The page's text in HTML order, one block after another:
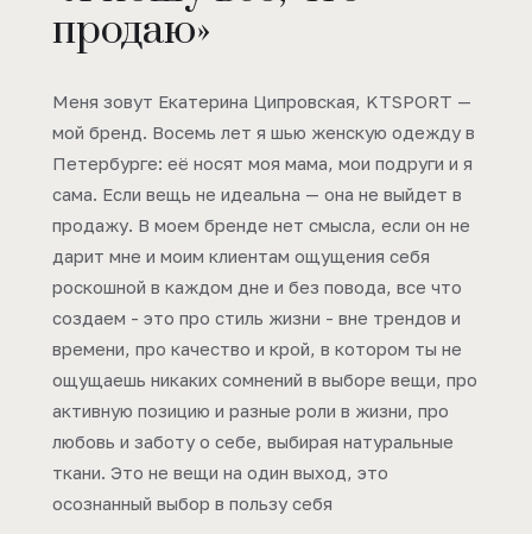
продаю»
Меня зовут Екатерина Ципровская, KTSPORT —
мой бренд. Восемь лет я шью женскую одежду в
Петербурге: её носят моя мама, мои подруги и я
сама. Если вещь не идеальна — она не выйдет в
продажу. В моем бренде нет смысла, если он не
дарит мне и моим клиентам ощущения себя
роскошной в каждом дне и без повода, все что
создаем - это про стиль жизни - вне трендов и
времени, про качество и крой, в котором ты не
ощущаешь никаких сомнений в выборе вещи, про
активную позицию и разные роли в жизни, про
любовь и заботу о себе, выбирая натуральные
ткани. Это не вещи на один выход, это
осознанный выбор в пользу себя